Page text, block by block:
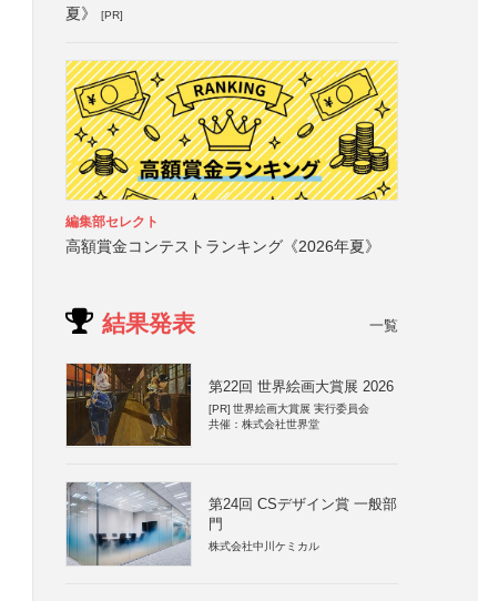
夏》
[PR]
編集部セレクト
高額賞金コンテストランキング《2026年夏》
結果発表 一覧
第22回 世界絵画大賞展 2026
[PR] 世界絵画大賞展 実行委員会
共催：株式会社世界堂
第24回 CSデザイン賞 一般部
門
株式会社中川ケミカル